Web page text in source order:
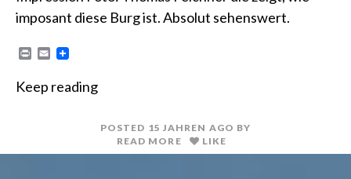
imposant diese Burg ist. Absolut sehenswert.
n
E
i
Keep reading
POSTED 15 JAHREN AGO BY
READ MORE
LIKE